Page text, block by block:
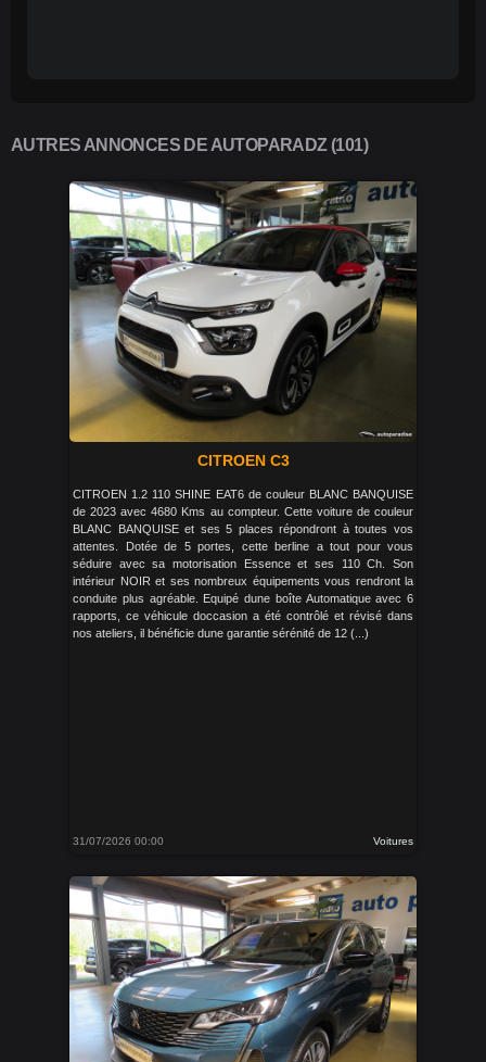
AUTRES ANNONCES DE AUTOPARADZ (101)
CITROEN C3
CITROEN 1.2 110 SHINE EAT6 de couleur BLANC BANQUISE
de 2023 avec 4680 Kms au compteur. Cette voiture de couleur
BLANC BANQUISE et ses 5 places répondront à toutes vos
attentes. Dotée de 5 portes, cette berline a tout pour vous
séduire avec sa motorisation Essence et ses 110 Ch. Son
intérieur NOIR et ses nombreux équipements vous rendront la
conduite plus agréable. Equipé dune boîte Automatique avec 6
rapports, ce véhicule doccasion a été contrôlé et révisé dans
nos ateliers, il bénéficie dune garantie sérénité de 12 (...)
31/07/2026 00:00 Voitures